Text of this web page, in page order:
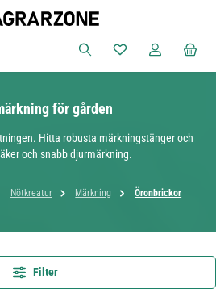
Du har 0 objekt i
för gården
Hitta robusta märkningstänger och
och snabb djurmärkning.
Nötkreatur Märkning Öronbrickor
Filter